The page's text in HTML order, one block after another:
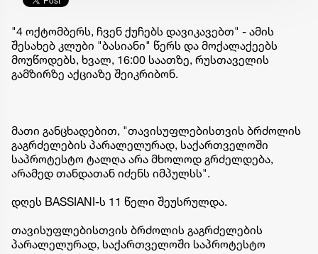
"4 ოქტომბერს, ჩვენ ქუჩებს დავიკავებთ" - ამის
შესახებ კლუბი "ბასიანი" წერს და მოქალაქეებს
მოუწოდებს, ხვალ, 16:00 საათზე, რუსთაველის
გამზირზე აქციაზე შეიკრიბონ.
მათი განცხადებით, "თავისუფლებისთვის ბრძოლის
გაგრძელების პარალელურად, საქართველოში
საპროტესტო ტალღა არა მხოლოდ გრძელდება,
არამედ თანდათან იძენს იმპულსს".
დღეს BASSIANI-ს 11 წელი შეუსრულდა.
თავისუფლებისთვის ბრძოლის გაგრძელების
პარალელურად, საქართველოში საპროტესტო